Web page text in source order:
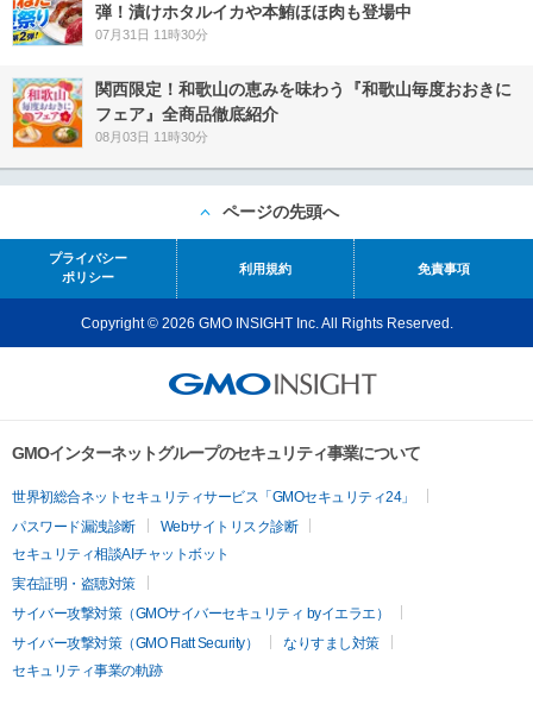
弾！漬けホタルイカや本鮪ほほ肉も登場中
07月31日 11時30分
関西限定！和歌山の恵みを味わう『和歌山毎度おおきに
フェア』全商品徹底紹介
08月03日 11時30分
ページの先頭へ
プライバシー
ポリシー
利用規約 免責事項
Copyright © 2026 GMO INSIGHT Inc. All Rights Reserved.
GMOインターネットグループのセキュリティ事業について
世界初総合ネットセキュリティサービス「GMOセキュリティ24」
パスワード漏洩診断
Webサイトリスク診断
セキュリティ相談AIチャットボット
実在証明・盗聴対策
サイバー攻撃対策（GMOサイバーセキュリティ byイエラエ）
サイバー攻撃対策（GMO Flatt Security）
なりすまし対策
セキュリティ事業の軌跡